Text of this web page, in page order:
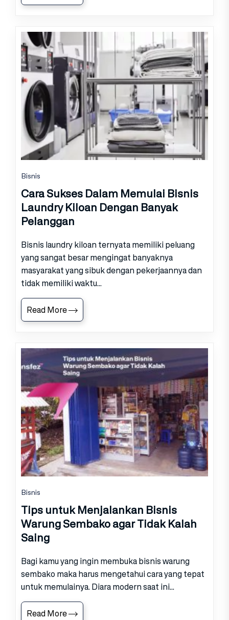
Bisnis
Cara Sukses Dalam Memulai Bisnis
Laundry Kiloan Dengan Banyak
Pelanggan
Bisnis laundry kiloan ternyata memiliki peluang
yang sangat besar mengingat banyaknya
masyarakat yang sibuk dengan pekerjaannya dan
tidak memiliki waktu...
Read More
Bisnis
Tips untuk Menjalankan Bisnis
Warung Sembako agar Tidak Kalah
Saing
Bagi kamu yang ingin membuka bisnis warung
sembako maka harus mengetahui cara yang tepat
untuk memulainya. Diara modern saat ini...
Read More